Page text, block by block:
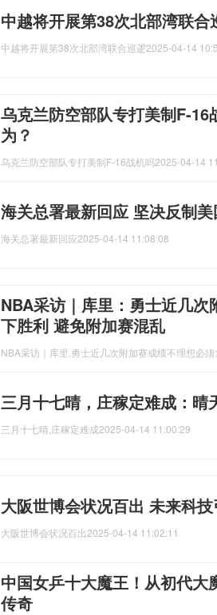
中越将开展第38次北部湾联
中越将开展第38次北部湾联合巡逻2025-04-14
乌克兰防空部队专打美制F-
为？
乌克兰防空部队专打美制F-16战机吗2025-04-14
海关总署最新回应 坚决反制
海关总署最新回应2025-04-14 11:08:08
NBA采访｜库里：勇士近几
下胜利 避免附加赛混乱
NBA采访｜库里,勇士近几次附加赛成绩不理想必须
三月十七晴，庄稼定难成：晴
三月十七晴,庄稼定难成2025-04-14 11:00:29
大阪世博会状况百出 未来科
大阪世博会状况百出2025-04-14 11:02:11
中国女乒十大魔王！从初代大
传奇‌